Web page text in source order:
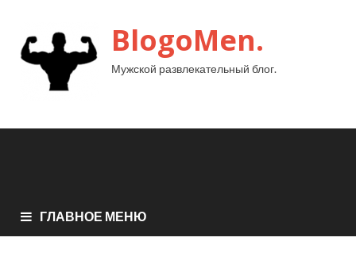
BlogoMen.
Мужской развлекательный блог.
ГЛАВНОЕ МЕНЮ